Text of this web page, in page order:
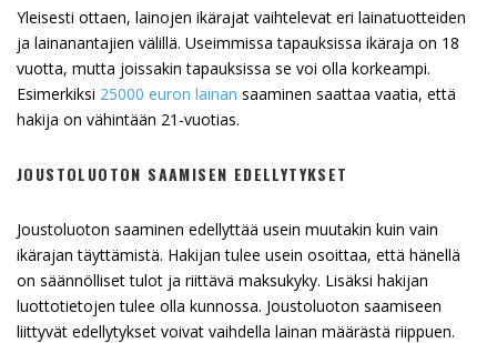
Yleisesti ottaen, lainojen ikärajat vaihtelevat eri lainatuotteiden
ja lainanantajien välillä. Useimmissa tapauksissa ikäraja on 18
vuotta, mutta joissakin tapauksissa se voi olla korkeampi.
Esimerkiksi 25000 euron lainan saaminen saattaa vaatia, että
hakija on vähintään 21-vuotias.
JOUSTOLUOTON SAAMISEN EDELLYTYKSET
Joustoluoton saaminen edellyttää usein muutakin kuin vain
ikärajan täyttämistä. Hakijan tulee usein osoittaa, että hänellä
on säännölliset tulot ja riittävä maksukyky. Lisäksi hakijan
luottotietojen tulee olla kunnossa. Joustoluoton saamiseen
liittyvät edellytykset voivat vaihdella lainan määrästä riippuen.